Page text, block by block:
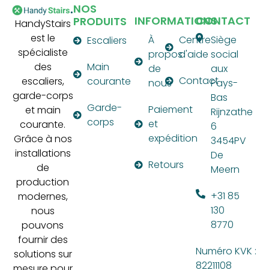
HandyStairs
est le
spécialiste
des
escaliers,
garde-corps
et main
courante.
Grâce à nos
installations
de
production
modernes,
nous
pouvons
fournir des
solutions sur
NOS
PRODUITS
Escaliers
Main
courante
Garde-
corps
INFORMATIONS
À
propos
de
nous
Paiement
et
expédition
Retours
Centre
d'aide
Contact
CONTACT
Siège
social
aux
Pays-
Bas
Rijnzathe
6
3454PV
De
Meern
+31 85
130
8770
Numéro KVK :
82211108